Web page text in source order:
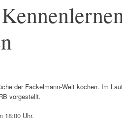
der Fackelmann-Welt kochen. Im
vorgestellt.
18:00 Uhr.